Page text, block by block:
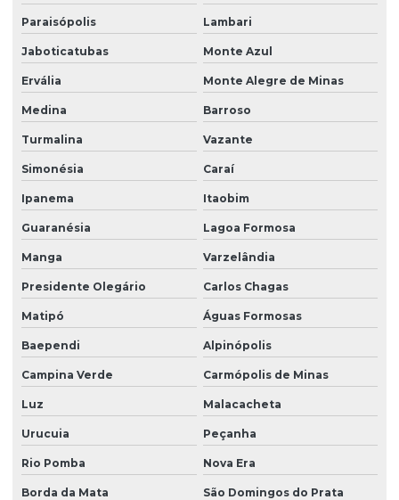
Paraisópolis Lambari
Jaboticatubas Monte Azul
Ervália Monte Alegre de Minas
Medina Barroso
Turmalina Vazante
Simonésia Caraí
Ipanema Itaobim
Guaranésia Lagoa Formosa
Manga Varzelândia
Presidente Olegário Carlos Chagas
Matipó Águas Formosas
Baependi Alpinópolis
Campina Verde Carmópolis de Minas
Luz Malacacheta
Urucuia Peçanha
Rio Pomba Nova Era
Borda da Mata São Domingos do Prata